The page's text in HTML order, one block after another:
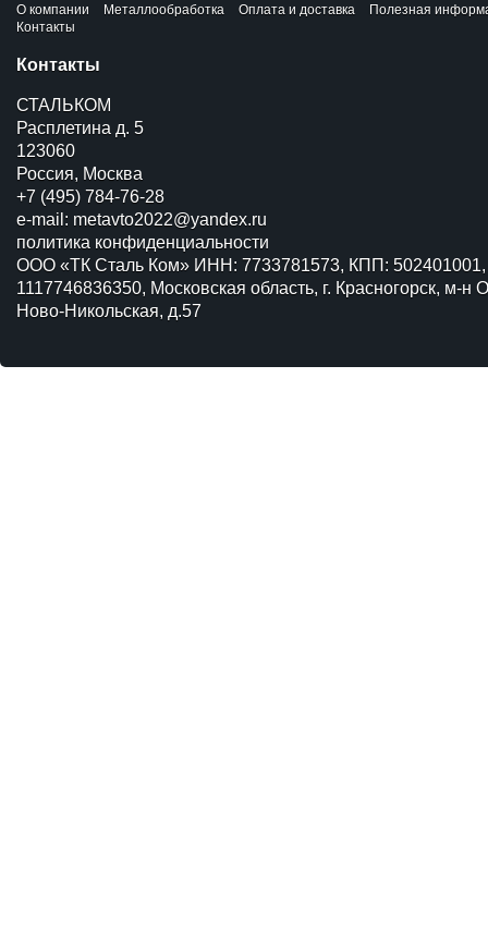
О компании Металлообработка Оплата и доставка
Полезная
Контакты
Контакты
СТАЛЬКОМ
Расплетина д. 5
123060
Россия, Москва
+7 (495) 784-76-28
e-mail: metavto2022@yandex.ru
политика конфиденциальности
ООО «ТК Сталь Ком» ИНН: 7733781573, КПП:
1117746836350, Московская область, г. Красногорск, м-н
Ново-Никольская, д.57